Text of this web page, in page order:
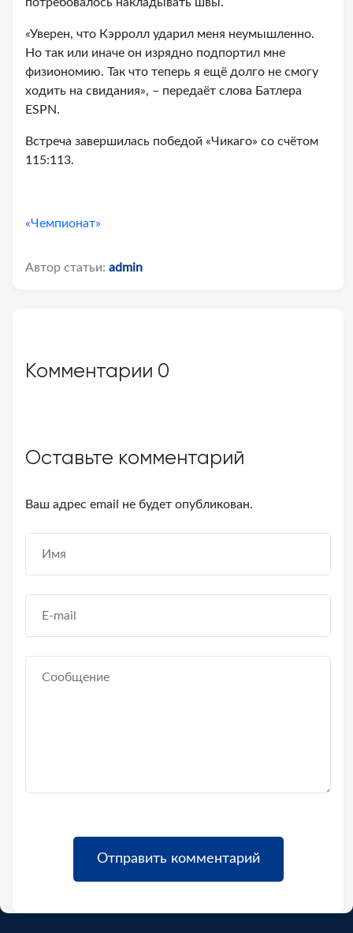
«Уверен, что Кэрролл ударил меня неумышленно.
Но так или иначе он изрядно подпортил мне
физиономию. Так что теперь я ещё долго не смогу
ходить на свидания», – передаёт слова Батлера
ESPN.
Встреча завершилась победой «Чикаго» со счётом
115:113.
«Чемпионат»
Автор статьи: admin
Комментарии 0
Оставьте комментарий
Ваш адрес email не будет опубликован.